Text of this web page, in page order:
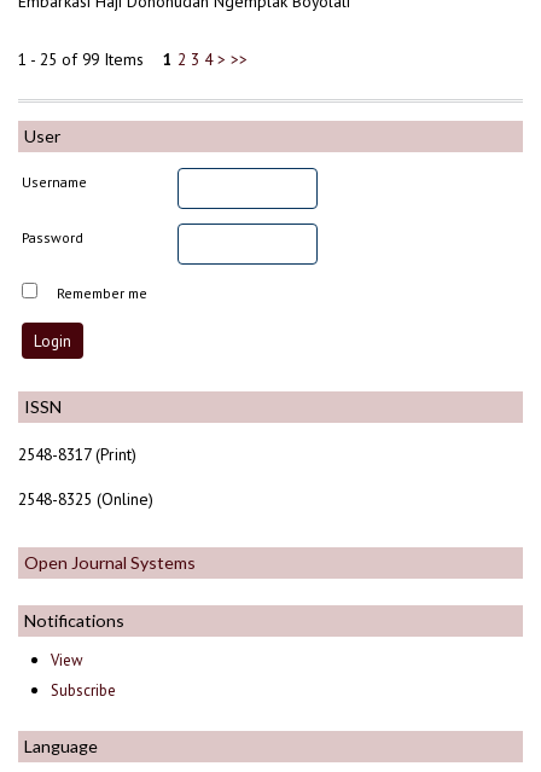
ISSN
2548-8317 (Print)
2548-8325 (Online)
Open Journal Systems
Notifications
View
Subscribe
Language
User
Username
Password
Remember me
1 - 25 of 99 Items 1 2 3 4 > >>